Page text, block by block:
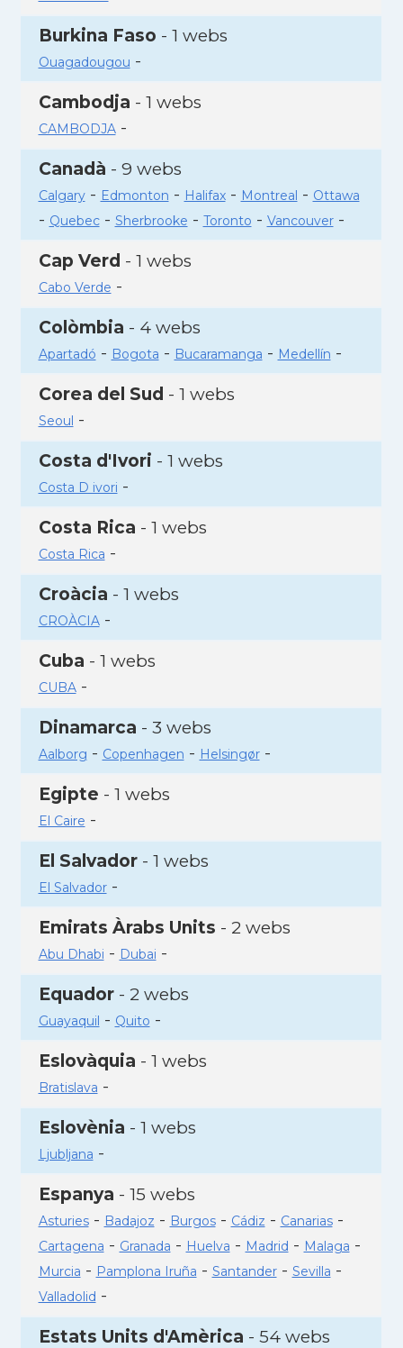
Burkina Faso - 1 webs
Ouagadougou -
Cambodja - 1 webs
CAMBODJA-
Canadà - 9 webs
Calgary- Edmonton - Halifax- Montreal - Ottawa
- Quebec- Sherbrooke - Toronto - Vancouver-
Cap Verd - 1 webs
Cabo Verde -
Colòmbia - 4 webs
Apartadó - Bogota - Bucaramanga - Medellín -
Corea del Sud - 1 webs
Seoul -
Costa d'Ivori - 1 webs
Costa D ivori -
Costa Rica - 1 webs
Costa Rica -
Croàcia - 1 webs
CROÀCIA-
Cuba - 1 webs
CUBA-
Dinamarca - 3 webs
Aalborg - Copenhagen - Helsingør-
Egipte - 1 webs
El Caire -
El Salvador- 1 webs
El Salvador-
Emirats Àrabs Units - 2 webs
Abu Dhabi - Dubai -
Equador- 2 webs
Guayaquil - Quito -
Eslovàquia - 1 webs
Bratislava -
Eslovènia - 1 webs
Ljubljana -
Espanya - 15 webs
Asturies- Badajoz - Burgos- Cádiz - Canarias-
Cartagena - Granada - Huelva - Madrid - Malaga -
Murcia - Pamplona Iruña - Santander- Sevilla -
Valladolid -
Estats Units d'Amèrica - 54 webs